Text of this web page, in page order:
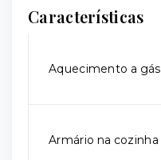
Características
Aquecimento a gás
Armário na cozinha